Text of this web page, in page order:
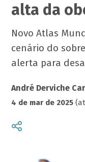
alta da
Novo Atlas
cenário do
alerta para
André Derviche
4 de mar de 2025